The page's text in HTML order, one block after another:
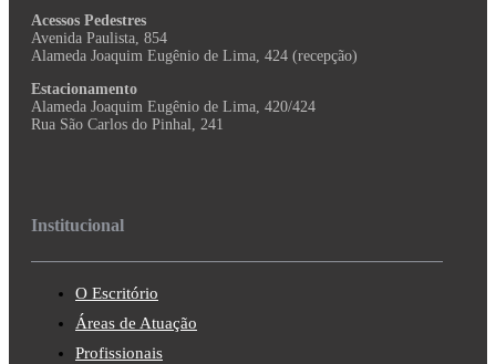
Acessos Pedestres
Avenida Paulista, 854
Alameda Joaquim Eugênio de Lima, 424 (recepção)
Estacionamento
Alameda Joaquim Eugênio de Lima, 420/424
Rua São Carlos do Pinhal, 241
Institucional
O Escritório
Áreas de Atuação
Profissionais